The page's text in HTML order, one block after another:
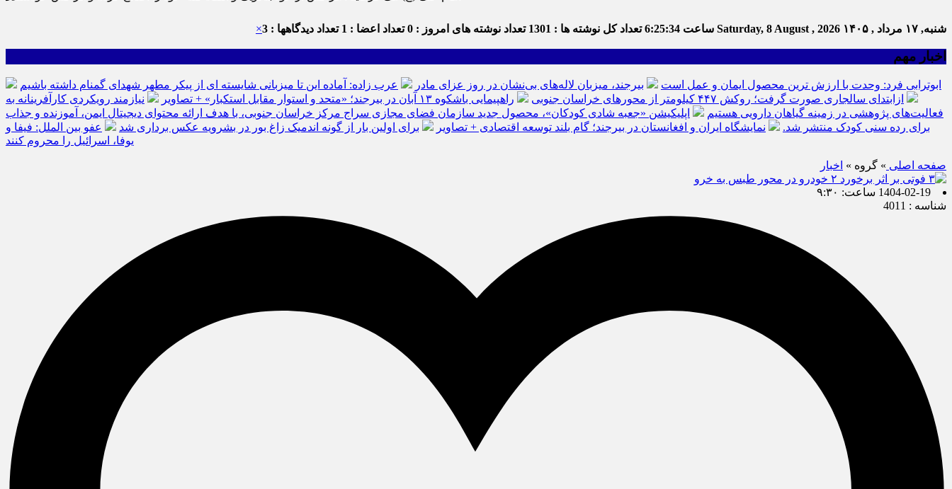
شنبه, ۱۷ مرداد , ۱۴۰۵ Saturday, 8 August , 2026 ساعت 6:25:35تعداد کل نوشته ها : 1301 تعداد نوشته های امروز : 0 تعداد اعضا : 1 تعداد دیدگاهها : 3 ×
اخبار مهم
ابوترابی فرد: وحدت با ارزش ترین محصول ایمان و عمل است بیرجند، میزبان لاله‌های بی‌نشان در روز عزای مادر
عرب زاده: آماده این تا میزبانی شایسته ای از پیکر مطهر شهدای گمنام داشته باشیم
ازابتدای سالجاری صورت گرفت؛ روکش ۴۴۷ کیلومتر از محورهای خراسان جنوبی
راهپیمایی باشکوه ۱۳ آبان در بیرجند؛ «متحد و استوار مقابل استکبار» + تصاویر
نیازمند رویکردی کارآفرینانه به
فعالیت‌های پژوهشی در زمینه گیاهان دارویی هستیم
اپلیکیشن «جعبه شادی کودکان»، محصول جدید سازمان فضای مجازی سراج مرکز خراسان جنوبی، با هدف ارائه محتوای دیجیتال ایمن، آموزنده و جذاب
برای رده سنی کودک منتشر شد.
نمایشگاه ایران و افغانستان در بیرجند؛ گام بلند توسعه اقتصادی + تصاویر برای اولین بار از گونه اندمیک زاغ بور در بشرویه عکس برداری شد
عفو بین الملل: فیفا و
یوفا، اسرائیل را محروم کنند
صفحه اصلی » گروه » اخبار
1404-02-19 ساعت: ۹:۳۰
شناسه : 4011